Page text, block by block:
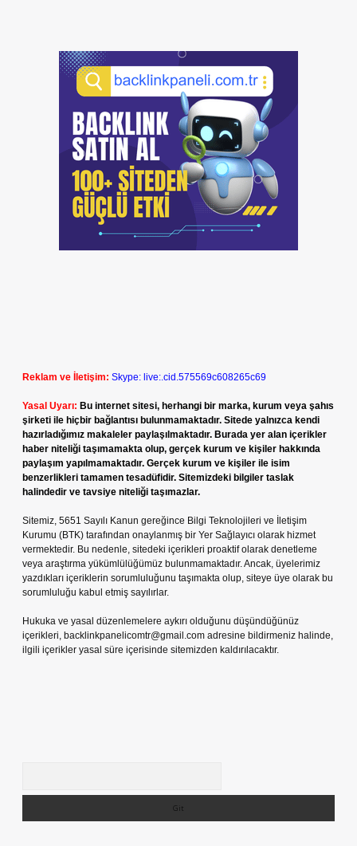
Reklam ve İletişim: Skype: live:.cid.575569c608265c69
Yasal Uyarı: Bu internet sitesi, herhangi bir marka, kurum veya şahıs
şirketi ile hiçbir bağlantısı bulunmamaktadır. Sitede yalnızca kendi
hazırladığımız makaleler paylaşılmaktadır. Burada yer alan içerikler
haber niteliği taşımamakta olup, gerçek kurum ve kişiler hakkında
paylaşım yapılmamaktadır. Gerçek kurum ve kişiler ile isim
benzerlikleri tamamen tesadüfidir. Sitemizdeki bilgiler taslak
halindedir ve tavsiye niteliği taşımazlar.
Sitemiz, 5651 Sayılı Kanun gereğince Bilgi Teknolojileri ve İletişim
Kurumu (BTK) tarafından onaylanmış bir Yer Sağlayıcı olarak hizmet
vermektedir. Bu nedenle, sitedeki içerikleri proaktif olarak denetleme
veya araştırma yükümlülüğümüz bulunmamaktadır. Ancak, üyelerimiz
yazdıkları içeriklerin sorumluluğunu taşımakta olup, siteye üye olarak bu
sorumluluğu kabul etmiş sayılırlar.
Hukuka ve yasal düzenlemelere aykırı olduğunu düşündüğünüz
içerikleri, backlinkpanelicomtr@gmail.com adresine bildirmeniz halinde,
ilgili içerikler yasal süre içerisinde sitemizden kaldırılacaktır.